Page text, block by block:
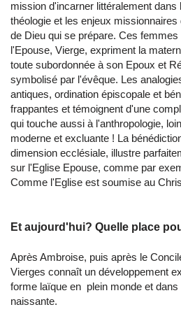
mission d'incarner littéralement dans
théologie et les enjeux
de Dieu qui se prépare. Ces
l'Epouse, Vierge, expriment la
toute subordonnée à son Epoux et
symbolisé par l'évêque. Les
antiques, ordination épiscopale et
frappantes et témoignent d'une
qui touche aussi à l'anthropologie,
moderne et excluante ! La
dimension ecclésiale, illustre
sur l'Eglise Epouse, comme par
Comme l'Eglise est soumise au
Et aujourd'hui? Quelle place
Après Ambroise, puis après le
Vierges connaît un développement
forme laïque en plein monde et
naissante.